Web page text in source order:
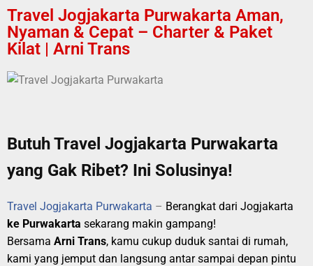
Travel Jogjakarta Purwakarta Aman,
Nyaman & Cepat – Charter & Paket
Kilat | Arni Trans
Butuh Travel Jogjakarta Purwakarta
yang Gak Ribet? Ini Solusinya!
Travel Jogjakarta Purwakarta – Berangkat dari Jogjakarta
ke Purwakarta sekarang makin gampang!
Bersama Arni Trans, kamu cukup duduk santai di rumah,
kami yang jemput dan langsung antar sampai depan pintu